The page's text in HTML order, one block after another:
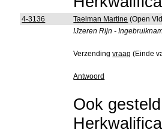
4-3136 Taelman Martine (Open
IJzeren Rijn -
Verzendingvraag (Einde
Antwoord
Ook